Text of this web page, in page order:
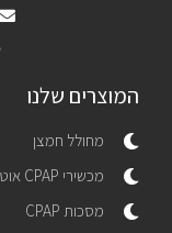
המוצרים שלנו
מחולל חמצן
מכשירי CPAP אוטומטיים
מסכות CPAP